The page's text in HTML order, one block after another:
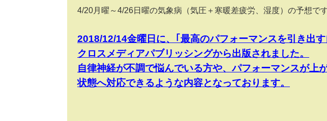
4/20月曜～4/26日曜の気象病（気圧＋寒暖差疲労、湿度）の予想です
2018/12/14金曜日に、｢最高のパフォーマンスを引き出
クロスメディアパブリッシングから出版されました。
自律神経が不調で悩んでいる方や、パフォーマンスが上
状態へ対応できるような内容となっております。